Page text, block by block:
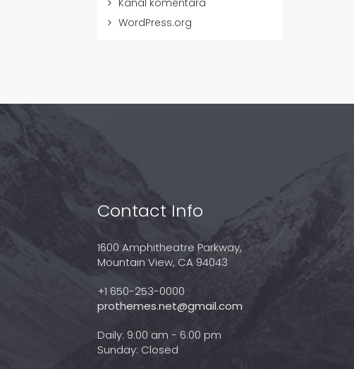
Kanal komentara
WordPress.org
Contact Info
1600 Amphitheatre Parkway,
Mountain View, CA 94043
+1 650-253-0000
prothemes.net@gmail.com
Daily: 9:00 am - 6:00 pm
Sunday: Closed